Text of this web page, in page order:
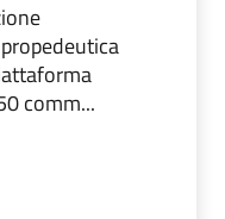
comm...